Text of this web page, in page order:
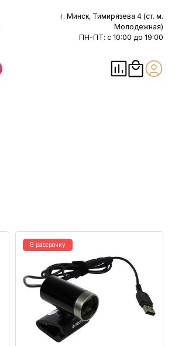
г. Минск, Тимирязева 4 (ст. м.
Молодежная)
ПН-ПТ: с 10:00 до 19:00
В рассрочку